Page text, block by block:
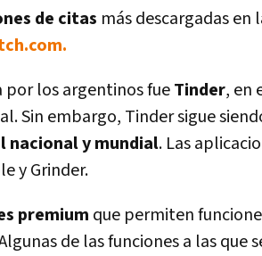
de citas más descargadas en
los argentinos fueTinder, en
Sin embargo, Tinder sigue
nacional y mundial. Las
y Grinder.
premium que permiten
de las funciones a las que